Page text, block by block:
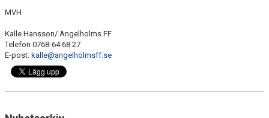
MVH
Kalle Hansson/ Ängelholms FF
Telefon 0768-64 68 27
E-post: kalle@angelholmsff.se